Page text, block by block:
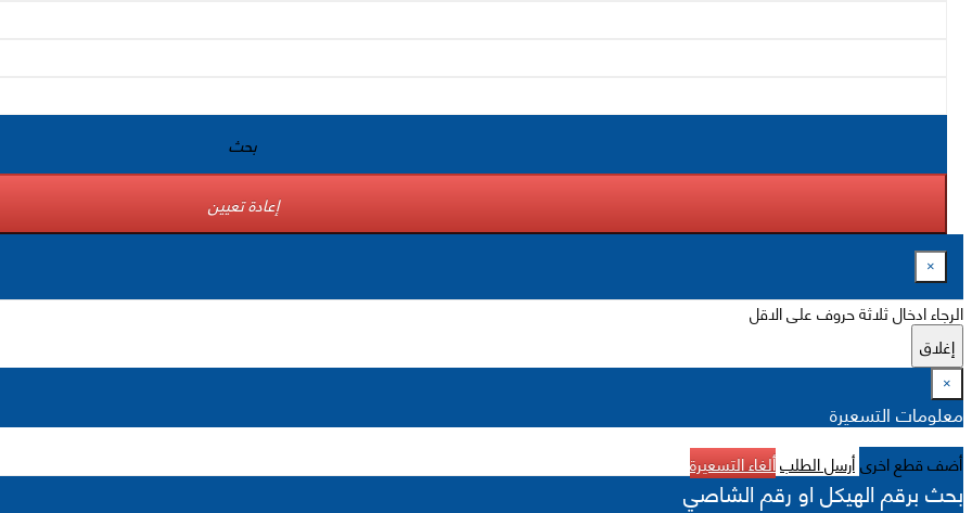
بحث
إعادة تعيين
×
الرجاء ادخال ثلاثة حروف على الاقل
إغلاق
×
معلومات التسعيرة
أضف قطع اخرىأرسل الطلبألغاء التسعيرة
بحث برقم الهيكل او رقم الشاصي